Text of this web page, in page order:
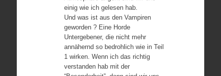
einig wie ich gelesen hab.
Und was ist aus den Vampiren
geworden ? Eine Horde
Untergebener, die nicht mehr
annähernd so bedrohlich wie in Teil
1 wirken. Wenn ich das richtig
verstanden hab mit der